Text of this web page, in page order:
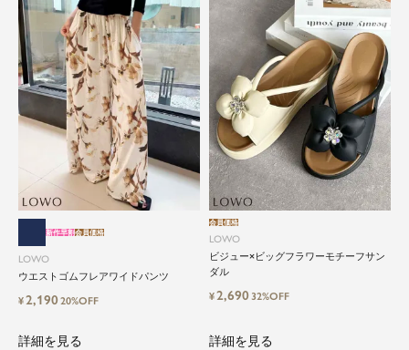
気軽に楽しめる低価格でトレンドを取
LOWO
ウエストゴムフレアワイドパンツ
新作早割会員価格
¥2,19020%OFF
LOWO
ビジュー×ビッグフラワーモチーフサン
ダル
会員価格
¥2,69032%OFF
詳細を見る
詳細を見る